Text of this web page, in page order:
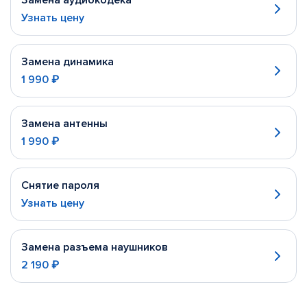
Узнать цену
Замена динамика
1 990 ₽
Замена антенны
1 990 ₽
Снятие пароля
Узнать цену
Замена разъема наушников
2 190 ₽